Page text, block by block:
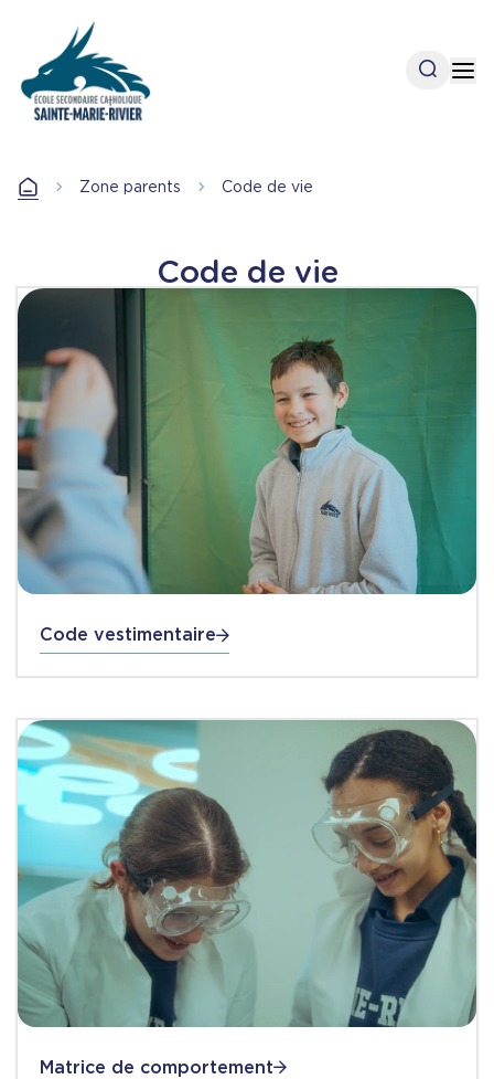
contenu
principal
Open
AccueilZone parents Code de vie
Code de vie
Code vestimentaire
Matrice de comportement